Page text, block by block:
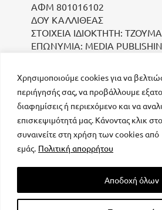
Χρησιμοποιούμε cookies για να
περιήγησής σας, να προβάλλουμε
διαφημίσεις ή περιεχόμενο και να
επισκεψιμότητά μας. Κάνοντας κλικ
συναινείτε στη χρήση των cookies από
εμάς. Πολιτική απορρήτου
Αποδοχή όλων
ΑΦΜ 801016102
ΔΟΥ ΚΑΛΛΙΘΕΑΣ
ΣΤΟΙΧΕΙΑ ΙΔΙΟΚΤΗΤΗ:
ΕΠΩΝΥΜΙΑ: MEDIA
μοναδικός αριθμός